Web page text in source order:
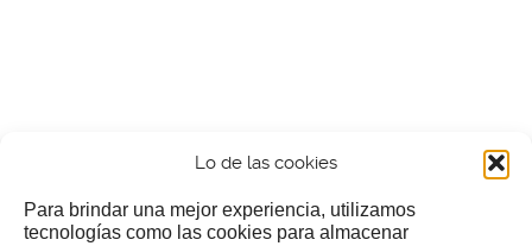
Lo de las cookies
Para brindar una mejor experiencia, utilizamos
tecnologías como las cookies para almacenar